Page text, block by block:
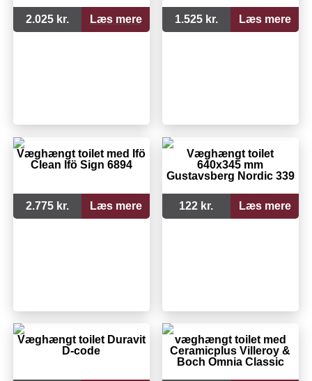
2.025 kr. Læs mere 1.525 kr. Læs mere
Væghængt toilet med Ifö
Clean Ifö Sign 6894
2.775 kr. Læs mere
Væghængt toilet
640x345 mm
Gustavsberg Nordic 339
122 kr. Læs mere
Væghængt toilet Duravit
D-code
væghængt toilet med
Ceramicplus Villeroy &
Boch Omnia Classic